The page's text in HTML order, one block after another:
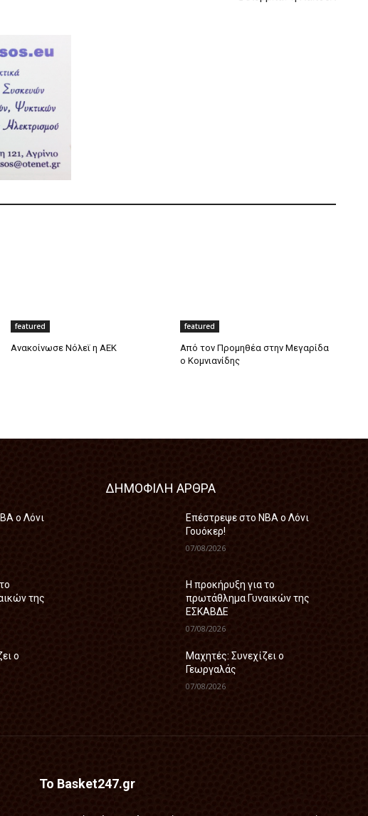
featured
Ανακοίνωσε Νόλεϊ η ΑΕΚ
featured
Από τον Προμηθέα στην Μεγαρίδα
ο Κομνιανίδης
ο Λόνι
της
ο
ΔΗΜΟΦΙΛΗ ΑΡΘΡΑ
Επέστρεψε στο ΝΒΑ ο Λόνι
Γουόκερ!
07/08/2026
Η προκήρυξη για το
πρωτάθλημα Γυναικών της
ΕΣΚΑΒΔΕ
07/08/2026
Mαχητές: Συνεχίζει ο
Γεωργαλάς
07/08/2026
Το Basket247.gr